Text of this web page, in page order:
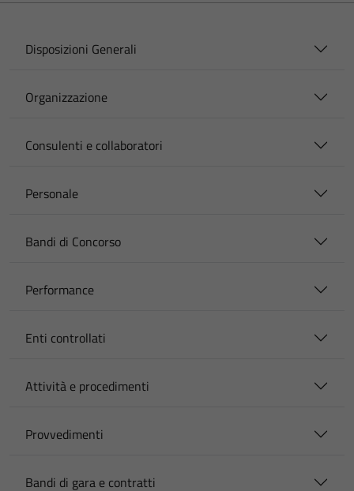
Disposizioni Generali
Organizzazione
Consulenti e collaboratori
Personale
Bandi di Concorso
Performance
Enti controllati
Attività e procedimenti
Provvedimenti
Bandi di gara e contratti